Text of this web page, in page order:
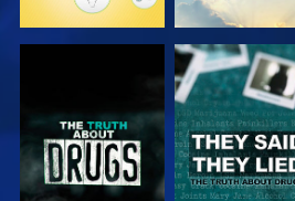
REGARDER